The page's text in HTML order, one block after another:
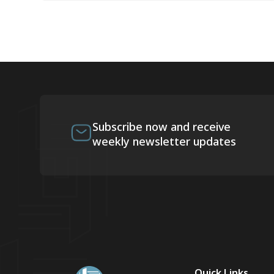
Subscribe now and receive
weekly newsletter updates